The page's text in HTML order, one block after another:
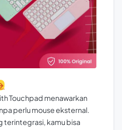
Touchpad menawarkan
perlu mouse eksternal.
terintegrasi, kamu bisa